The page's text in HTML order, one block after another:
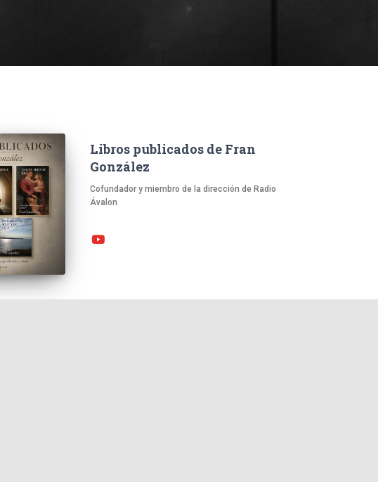
Libros publicados de Fran
González
Cofundador y miembro de la dirección de Radio
Ávalon